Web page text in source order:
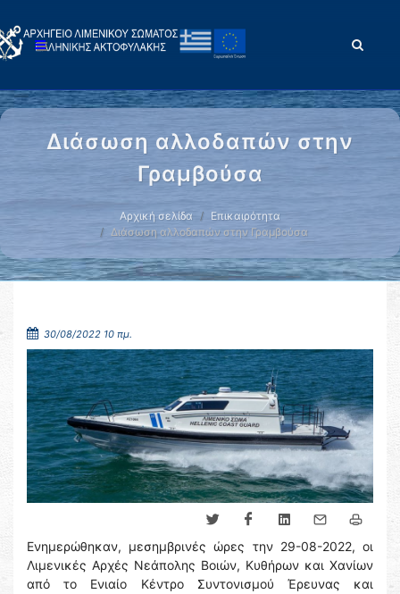
Διάσωση αλλοδαπών στην
Γραμβούσα
Αρχική σελίδα
Επικαιρότητα
Διάσωση αλλοδαπών στην Γραμβούσα
30/08/2022 10 πμ.
Ενημερώθηκαν, μεσημβρινές ώρες την 29-08-2022, οι
Λιμενικές Αρχές Νεάπολης Βοιών, Κυθήρων και Χανίων
από το Ενιαίο Κέντρο Συντονισμού Έρευνας και